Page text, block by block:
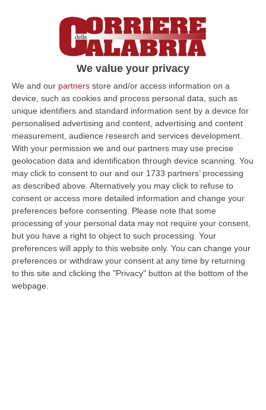
We value your privacy
We and our partners store and/or access information on a
device, such as cookies and process personal data, such as
unique identifiers and standard information sent by a device for
personalised advertising and content, advertising and content
measurement, audience research and services development.
With your permission we and our partners may use precise
geolocation data and identification through device scanning. You
may click to consent to our and our 1733 partners’ processing
as described above. Alternatively you may click to refuse to
consent or access more detailed information and change your
preferences before consenting.
Please note that some
processing of your personal data may not require your consent,
but you have a right to object to such processing. Your
preferences will apply to this website only. You can change your
preferences or withdraw your consent at any time by returning
to this site and clicking the "Privacy" button at the bottom of the
webpage.
Il passaggio di Leone XIV in Calabria. «Ci
affiancò nella fondazione a Rossano»
Il sostegno dell’allora cardinale Robert
Francis Prevost, alle monache agostiniane
Pubblicato il: 08/05/25 – 20:35
Papa Leone XIV, Occhiuto: «dieci volte la
parola pace nel discorso»